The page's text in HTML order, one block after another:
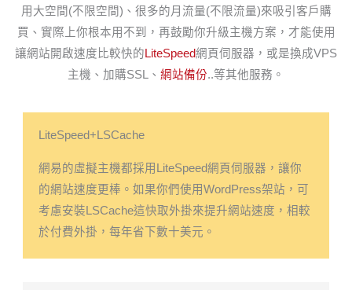
用大空間(不限空間)、很多的月流量(不限流量)來吸引客戶購
買、實際上你根本用不到，再鼓勵你升級主機方案，才能使用
讓網站開啟速度比較快的 LiteSpeed網頁伺服器，或是換成VPS
主機、加購SSL、 網站備份..等其他服務。
LiteSpeed+LSCache
網易的虛擬主機都採用LiteSpeed網頁伺服器，讓你
的網站速度更棒。如果你們使用WordPress架站，可
考慮安裝LSCache這快取外掛來提升網站速度，相較
於付費外掛，每年省下數十美元。